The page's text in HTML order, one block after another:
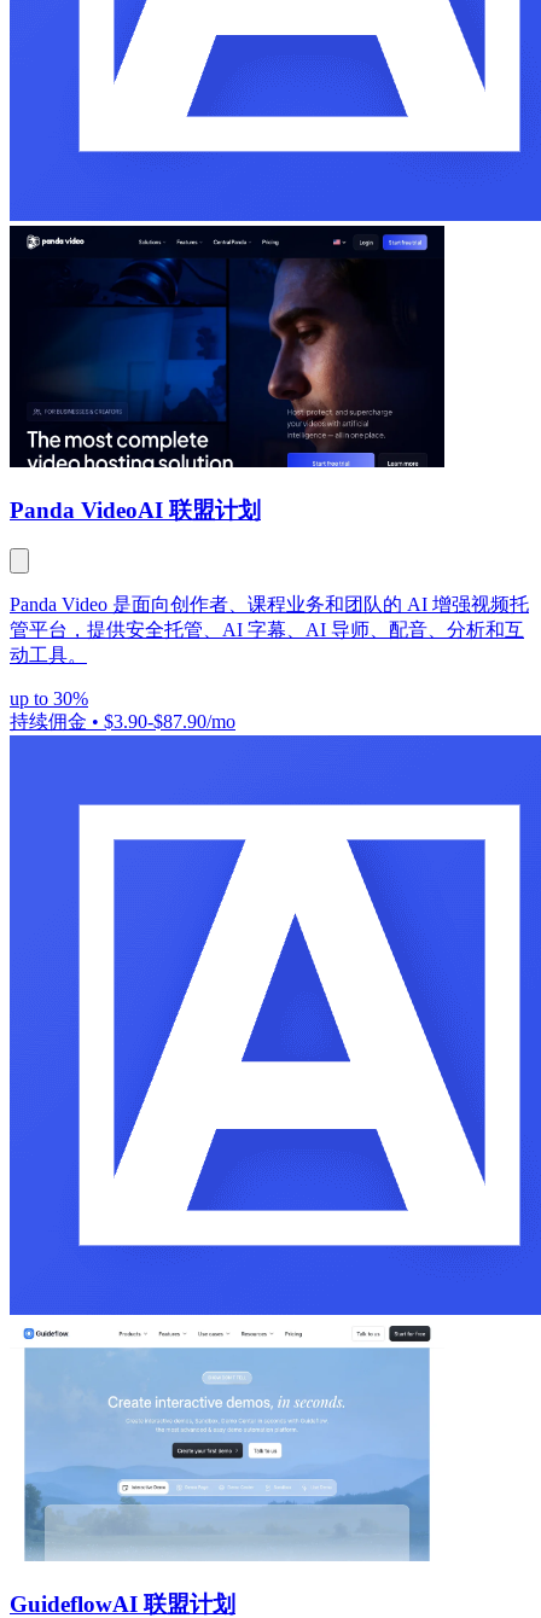
Panda VideoAI 联盟计划
Panda Video 是面向创作者、课程业务和团队的 AI 增强视频托
管平台，提供安全托管、AI 字幕、AI 导师、配音、分析和互
动工具。
up to 30%
持续佣金 • $3.90-$87.90/mo
GuideflowAI 联盟计划